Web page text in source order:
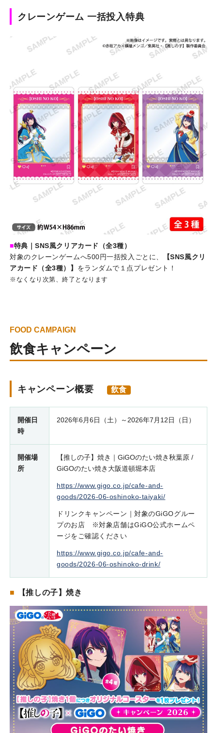
クレーンゲーム 一括投入特典
■特典｜SNS風クリアカード（全3種）
対象のクレーンゲームへ500円一括投入ごとに、
【SNS風クリ
アカード（全3種）】 をランダムで１点プレゼント！
※なくなり次第、終了となります
FOOD CAMPAIGN
飲食キャンペーン
キャンペーン概要 飲食
開催日
時
2026年6月6日（土）～2026年7月12日（日）
開催場
所
【推しの子】焼き｜GiGOのたい焼き秋葉原 /
GiGOのたい焼き大阪道頓堀本店
https://www.gigo.co.jp/cafe-and-
goods/2026-06-oshinoko-taiyaki/
ドリンクキャンペーン｜対象のGiGOグルー
プのお店 ※対象店舗はGiGO公式ホームペ
ージをご確認ください
https://www.gigo.co.jp/cafe-and-
goods/2026-06-oshinoko-drink/
■ 【推しの子】焼き